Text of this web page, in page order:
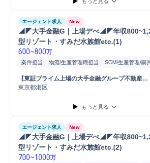
エージェント求人 New
◢◤大手金融G｜上場デべ◢◤年収
型リゾート・すみだ水族館etc.(1)
600~800万
案件担当 物流/生産管理職担当 SCM/生産管理/購
ホテル
商業施設 オフィスビル 物流施設
用地
法人営業
コンサルティング業
【東証プライム上場の大手金融グループ不動産会
社】
東京都港区
もっと見る
エージェント求人 New
◢◤大手金融G｜上場デべ◢◤年収
型リゾート・すみだ水族館etc.(2)
700~1000万